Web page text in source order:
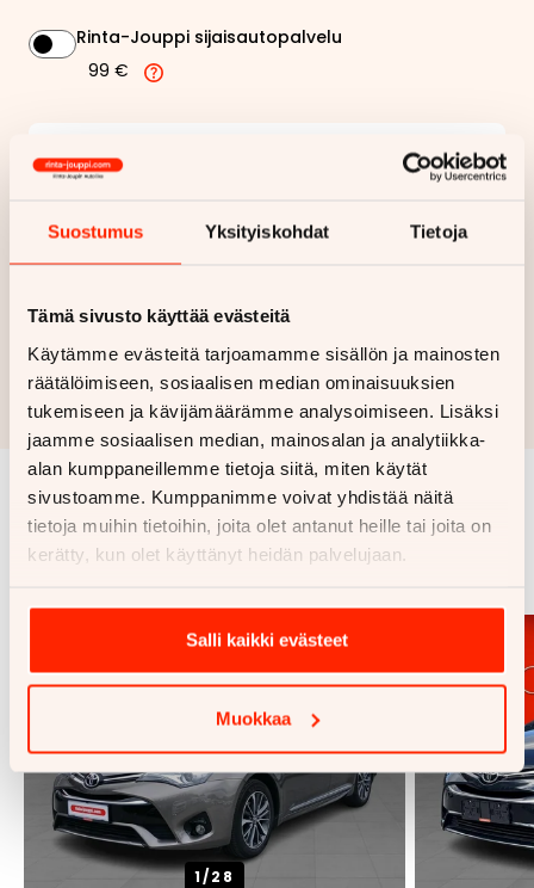
Suostumus Yksityiskohdat Tietoja
Tämä sivusto käyttää evästeitä
Käytämme evästeitä tarjoamamme sisällön ja mainosten
räätälöimiseen, sosiaalisen median ominaisuuksien
tukemiseen ja kävijämäärämme analysoimiseen. Lisäksi
jaamme sosiaalisen median, mainosalan ja analytiikka-
alan kumppaneillemme tietoja siitä, miten käytät
sivustoamme. Kumppanimme voivat yhdistää näitä
tietoja muihin tietoihin, joita olet antanut heille tai joita on
kerätty, kun olet käyttänyt heidän palvelujaan.
Salli kaikki evästeet
Muokkaa
Rinta-Jouppi sijaisautopalvelu
99 €
Kuukausierä 244,22 €
Hae rahoitustarjous
Rahoituslaskelma on suuntaa antava ja edellyttää hyväksytyn
luottopäätöksen ja kaskovakuutuksen.
Samankaltaisia ajoneuvoja
Katso kaikki
1/28